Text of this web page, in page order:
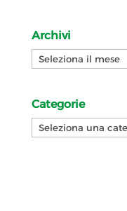
Archivi
Archivi
Categorie
Categorie